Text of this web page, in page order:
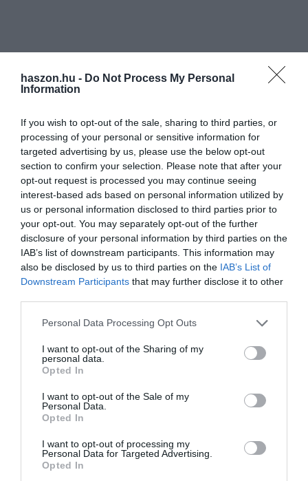
haszon.hu - Do Not Process My Personal
Information
If you wish to opt-out of the sale, sharing to third parties, or
processing of your personal or sensitive information for
targeted advertising by us, please use the below opt-out
section to confirm your selection. Please note that after your
opt-out request is processed you may continue seeing
interest-based ads based on personal information utilized by
us or personal information disclosed to third parties prior to
your opt-out. You may separately opt-out of the further
disclosure of your personal information by third parties on the
IAB’s list of downstream participants. This information may
also be disclosed by us to third parties on the IAB’s List of
Downstream Participants that may further disclose it to other
Please note that this website/app uses one or more Google
not limited to your visit or usage behaviour. You may click to
grant or deny consent to Google and its third-party tags to
use your data for below specified purposes in below Google
consent section.
Personal Data Processing Opt Outs
I want to opt-out of the Sharing of my
personal data.
Opted In
I want to opt-out of the Sale of my
Personal Data.
Opted In
I want to opt-out of processing my
Personal Data for Targeted Advertising.
Opted In
ÜZEMANYAG
Keddtől ennyivel drágulnak az üzemanyagok
A héten ismét módosulnak a nagykereskedelmi üzemanyagárak. A
közelmúltban már-már megszokott módon felfelé. Mutatjuk a
számokat.